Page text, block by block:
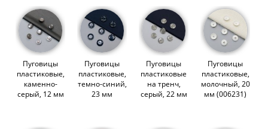
Пуговицы
пластиковые,
каменно-
серый, 12 мм
Пуговицы
пластиковые,
темно-синий,
23 мм
Пуговицы
пластиковые
на тренч,
серый, 22 мм
Пуговицы
пластиковые,
молочный, 20
мм (006231)